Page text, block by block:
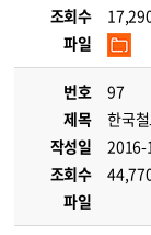
조회수
파일
번호
97
제목
한국
작성일
2016-
조회수
파일